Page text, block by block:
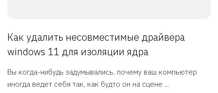
Как удалить несовместимые драйвера
windows 11 для изоляции ядра
Вы когда-нибудь задумывались, почему ваш компьютер
иногда ведет себя так, как будто он на сцене ...